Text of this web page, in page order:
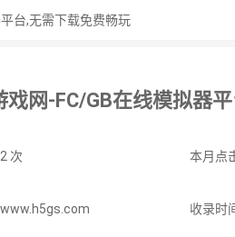
台,无需下载免费畅玩
戏网-FC/GB在线模拟器
次 本月点
收录时